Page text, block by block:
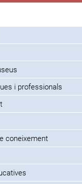
i professionals
coneixement